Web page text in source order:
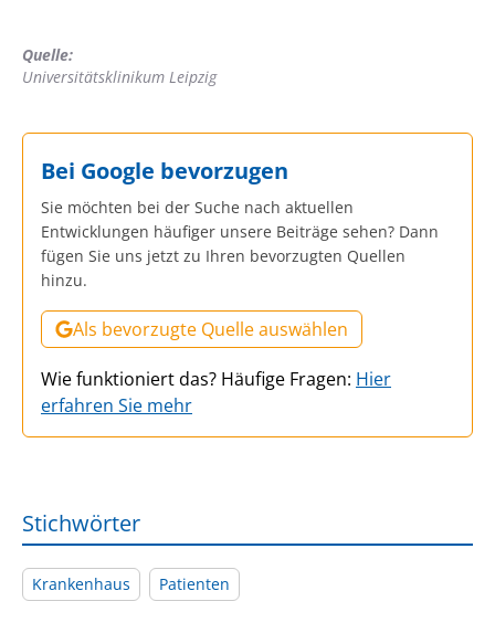
Quelle:
Universitätsklinikum Leipzig
Bei Google bevorzugen
Sie möchten bei der Suche nach aktuellen
Entwicklungen häufiger unsere Beiträge sehen? Dann
fügen Sie uns jetzt zu Ihren bevorzugten Quellen
hinzu.
Als bevorzugte Quelle auswählen
Wie funktioniert das? Häufige Fragen: Hier
erfahren Sie mehr
Stichwörter
Krankenhaus Patienten